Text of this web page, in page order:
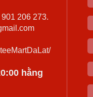
206 273.
hằng